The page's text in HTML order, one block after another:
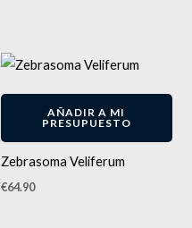
AÑADIR A MI
PRESUPUESTO
Zebrasoma Veliferum
€64.90